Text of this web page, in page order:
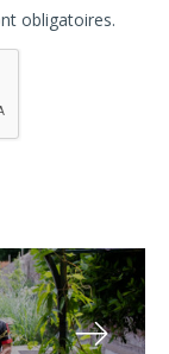
obligatoires.